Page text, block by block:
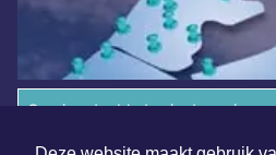
Overige dagbladen in de regio